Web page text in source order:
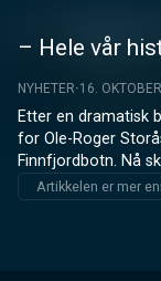
– Hele vår
NYHETER 16.
Etter en dramatisk
for Ole-Roger
Finnfjordbotn. Nå
Artikkelen er mer